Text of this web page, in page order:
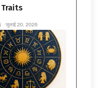
जुलाई 20, 2026